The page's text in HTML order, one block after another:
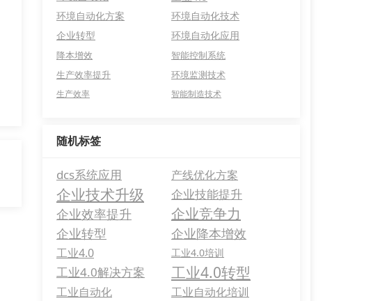
环境自动化方案
环境自动化技术
企业转型
环境自动化应用
降本增效
智能控制系统
生产效率提升
环境监测技术
生产效率 智能制造技术
随机标签
dcs系统应用 产线优化方案
企业技术升级 企业技能提升
企业效率提升 企业竞争力
企业转型 企业降本增效
工业4.0 工业4.0培训
工业4.0解决方案 工业4.0转型
工业自动化 工业自动化培训